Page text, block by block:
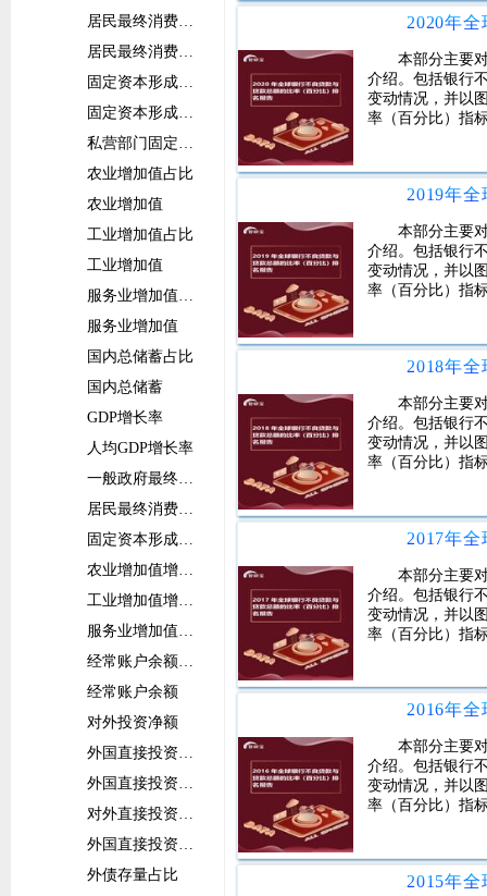
居民最终消费支出占比
居民最终消费支出
固定资本形成总额占比
固定资本形成总额
私营部门固定资本形成总额
农业增加值占比
农业增加值
工业增加值占比
工业增加值
服务业增加值占比
服务业增加值
国内总储蓄占比
国内总储蓄
GDP增长率
人均GDP增长率
一般政府最终消费支出增长率
居民最终消费支出增长率
固定资本形成总额增长率
农业增加值增长率
工业增加值增长率
服务业增加值增长率
经常账户余额占比
经常账户余额
对外投资净额
外国直接投资净流入占比
外国直接投资净流入
对外直接投资净流出占比
外国直接投资净流出
外债存量占比
本部分主要
介绍。包括银行
变动情况，并以
率（百分比）指
本部分主要
介绍。包括银行
变动情况，并以
率（百分比）指
本部分主要
介绍。包括银行
变动情况，并以
率（百分比）指
本部分主要
介绍。包括银行
变动情况，并以
率（百分比）指
本部分主要
介绍。包括银行
变动情况，并以
率（百分比）指